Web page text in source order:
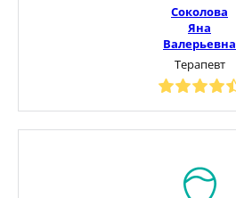
Соколова
Яна
Валерьевна
Терапевт